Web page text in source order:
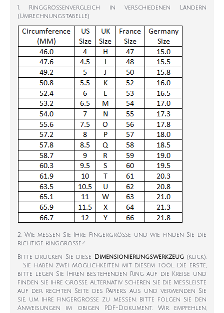
1. Ringgrößenvergleich in verschiedenen Ländern
(Umrechnungstabelle)
2. Wie messen Sie Ihre Fingergröße und wie finden Sie die
richtige Ringgröße?
Bitte drucken Sie diese Dimensionierungswerkzeug (klick).
Sie haben zwei Möglichkeiten mit diesem Tool. Die erste,
bitte legen Sie Ihren bestehenden Ring auf die Kreise und
finden Sie Ihre Größe. Alternativ scheren Sie die Messleiste
auf der rechten Seite des Papiers aus und verwenden Sie
sie, um Ihre Fingergröße zu messen. Bitte folgen Sie den
Anweisungen im obigen PDF-Dokument. Wir empfehlen,